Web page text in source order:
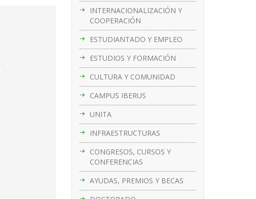
INTERNACIONALIZACIÓN Y
COOPERACIÓN
ESTUDIANTADO Y EMPLEO
ESTUDIOS Y FORMACIÓN
CULTURA Y COMUNIDAD
CAMPUS IBERUS
UNITA
INFRAESTRUCTURAS
CONGRESOS, CURSOS Y
CONFERENCIAS
AYUDAS, PREMIOS Y BECAS